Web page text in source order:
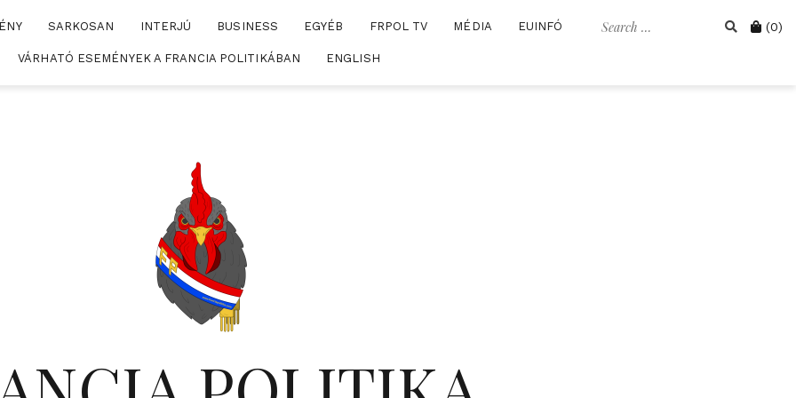
Search Cart
(0)
SARKOSAN INTERJÚ BUSINESS EGYÉB FRPOL TV MÉDIA EUINFÓ
VÁRHATÓ ESEMÉNYEK A FRANCIA POLITIKÁBAN ENGLISH